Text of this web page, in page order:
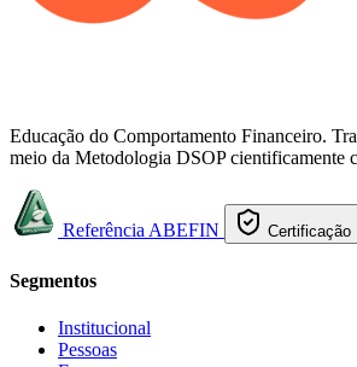
Educação do Comportamento Financeiro.
meio da Metodologia DSOP cientificamente
Referência ABEFIN Certificação
Segmentos
Institucional
Pessoas